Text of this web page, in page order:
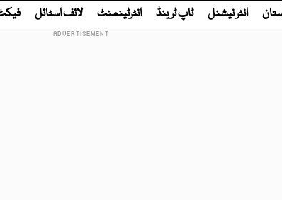
انٹر نیشنل ٹاپ ٹرینڈ انٹرٹینمنٹ لائف اسٹائل